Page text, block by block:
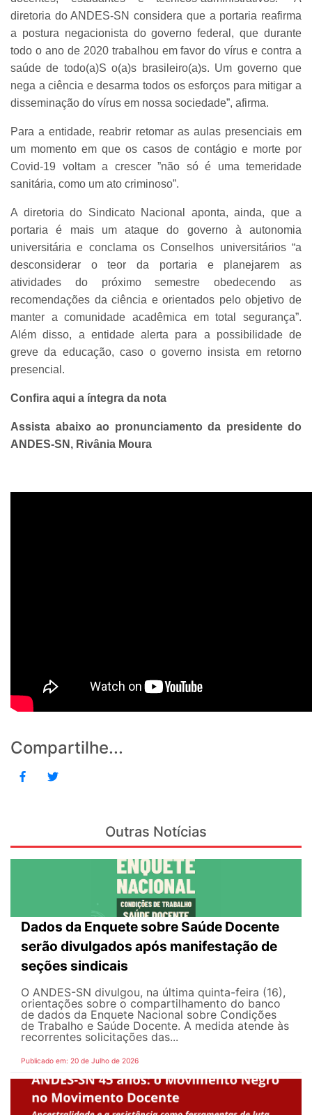
diretoria do ANDES-SN considera que a portaria reafirma
a postura negacionista do governo federal, que durante
todo o ano de 2020 trabalhou em favor do vírus e contra a
saúde de todo(a)S o(a)s brasileiro(a)s. Um governo que
nega a ciência e desarma todos os esforços para mitigar a
disseminação do vírus em nossa sociedade”, afirma.
Para a entidade, reabrir retomar as aulas presenciais em
um momento em que os casos de contágio e morte por
Covid-19 voltam a crescer ”não só é uma temeridade
sanitária, como um ato criminoso”.
A diretoria do Sindicato Nacional aponta, ainda, que a
portaria é mais um ataque do governo à autonomia
universitária e conclama os Conselhos universitários “a
desconsiderar o teor da portaria e planejarem as
atividades do próximo semestre obedecendo as
recomendações da ciência e orientados pelo objetivo de
manter a comunidade acadêmica em total segurança”.
Além disso, a entidade alerta para a possibilidade de
greve da educação, caso o governo insista em retorno
presencial.
Confira aqui a íntegra da nota
Assista abaixo ao pronunciamento da presidente do
ANDES-SN, Rivânia Moura
Compartilhe...
Outras Notícias
Dados da Enquete sobre Saúde Docente
serão divulgados após manifestação de
seções sindicais
O ANDES-SN divulgou, na última quinta-feira (16),
orientações sobre o compartilhamento do banco
de dados da Enquete Nacional sobre Condições
de Trabalho e Saúde Docente. A medida atende às
recorrentes solicitações das...
Publicado em: 20 de Julho de 2026